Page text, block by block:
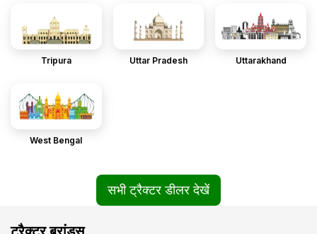
Tripura Uttar Pradesh Uttarakhand
West Bengal
सभी ट्रैक्टर डीलर देखें